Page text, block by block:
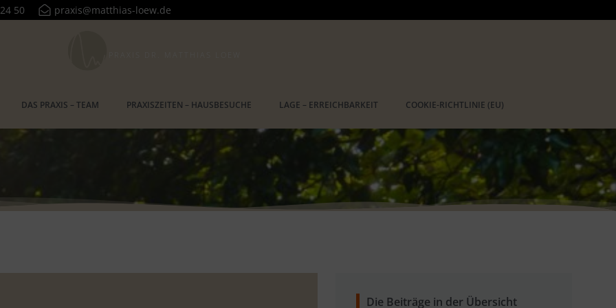
50 praxis@matthias-loew.de
DAS PRAXIS – TEAM PRAXISZEITEN – HAUSBESUCHE LAGE – ERREICHBARKEIT COOKIE-RICHTLINIE (EU)
Die Beiträge in der Übersicht